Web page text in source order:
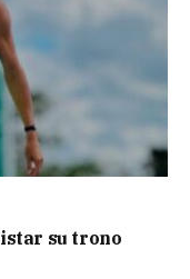
su trono